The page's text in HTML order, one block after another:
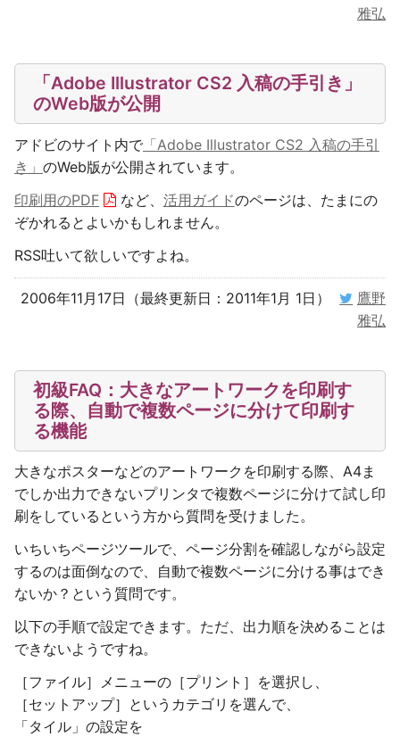
雅弘
「Adobe Illustrator CS2 入稿の手引き」
のWeb版が公開
アドビのサイト内で 「Adobe Illustrator CS2 入稿の手引
き」 のWeb版が公開されています。
印刷用のPDF
など、 活用ガイドのページは、たまにの
ぞかれるとよいかもしれません。
RSS吐いて欲しいですよね。
2006年11月17日（最終更新日：2011年1月 1日）
鷹野
雅弘
初級FAQ：大きなアートワークを印刷す
る際、自動で複数ページに分けて印刷す
る機能
大きなポスターなどのアートワークを印刷する際、A4ま
でしか出力できないプリンタで複数ページに分けて試し印
刷をしているという方から質問を受けました。
いちいちページツールで、ページ分割を確認しながら設定
するのは面倒なので、自動で複数ページに分ける事はでき
ないか？という質問です。
以下の手順で設定できます。ただ、出力順を決めることは
できないようですね。
［ファイル］メニューの［プリント］を選択し、
［セットアップ］というカテゴリを選んで、
「タイル」の設定を